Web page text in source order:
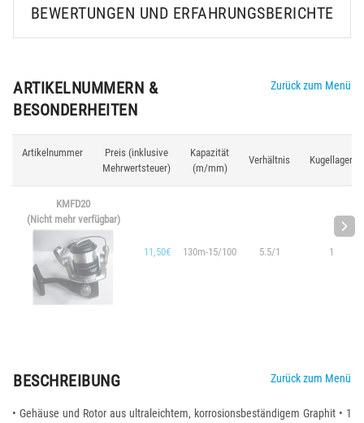
BEWERTUNGEN UND ERFAHRUNGSBERICHTE
ARTIKELNUMMERN &
BESONDERHEITEN
Zurück zum Menü
Artikelnummer
Preis (inklusive
Mehrwertsteuer)
Kapazität
(m/mm)
Verhältnis Kugellager
KMFD20
(Nicht mehr verfügbar)
11,50€ 130m-15/100 5.5/1 1
BESCHREIBUNG Zurück zum Menü
• Gehäuse und Rotor aus ultraleichtem, korrosionsbeständigem Graphit • 1